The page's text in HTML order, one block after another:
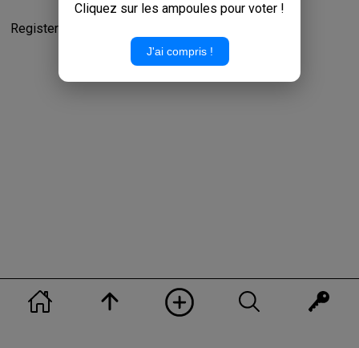
Cliquez sur les ampoules pour voter !
J'ai compris !
Register to add your ideas and give your opinion!